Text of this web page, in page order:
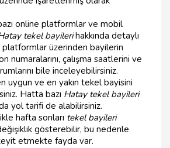
online platformlar ve mobil
tekel bayilerihakkında detaylı
üzerinden bayilerin
numaralarını, çalışma saatlerini ve
bile inceleyebilirsiniz.
uygun ve en yakın tekel bayisini
Hatta bazı Hatay tekel bayileri
yol tarifi de alabilirsiniz.
hafta sonları tekel bayileri
gösterebilir, bu nedenle
etmekte fayda var.